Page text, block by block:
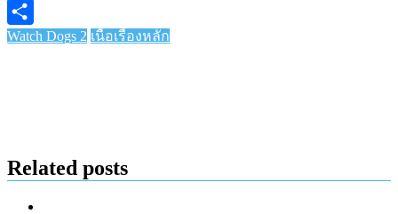
Copy
Link
Share
Watch Dogs 2 เนื้อเรื่องหลัก
Related posts